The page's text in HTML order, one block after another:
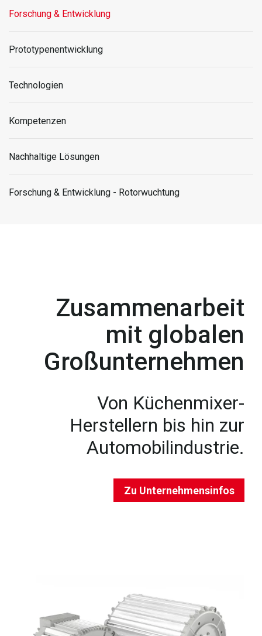
Forschung & Entwicklung
Prototypenentwicklung
Technologien
Kompetenzen
Nachhaltige Lösungen
Forschung & Entwicklung - Rotorwuchtung
Zusammenarbeit
mit globalen
Großunternehmen
Von Küchenmixer-
Herstellern bis hin zur
Automobilindustrie.
Zu Unternehmensinfos